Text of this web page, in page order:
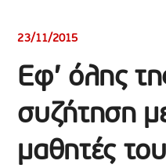
23/11/2015
Εφ’ όλης
συζήτηση
μαθητές